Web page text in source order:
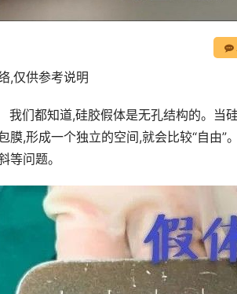
,仅供参考说明
我们都知道,硅胶假体是无孔结构的。当
膜,形成一个独立的空间,就会比较“自由
等问题。